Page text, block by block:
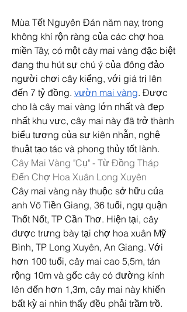
Mùa Tết Nguyên Đán năm nay, trong
không khí rộn ràng của các chợ hoa
miền Tây, có một cây mai vàng đặc biệt
đang thu hút sự chú ý của đông đảo
người chơi cây kiểng, với giá trị lên
đến 7 tỷ đồng. vườn mai vàng. Được
cho là cây mai vàng lớn nhất và đẹp
nhất khu vực, cây mai này đã trở thành
biểu tượng của sự kiên nhẫn, nghệ
thuật tạo tác và phong thủy tốt lành.
Cây Mai Vàng "Cụ" - Từ Đồng Tháp
Đến Chợ Hoa Xuân Long Xuyên
Cây mai vàng này thuộc sở hữu của
anh Võ Tiền Giang, 36 tuổi, ngụ quận
Thốt Nốt, TP Cần Thơ. Hiện tại, cây
được trưng bày tại chợ hoa xuân Mỹ
Bình, TP Long Xuyên, An Giang. Với
hơn 100 tuổi, cây mai cao 5,5m, tán
rộng 10m và gốc cây có đường kính
lên đến hơn 1,3m, cây mai này khiến
bất kỳ ai nhìn thấy đều phải trầm trồ.